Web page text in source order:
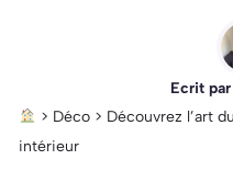
Ecrit par
> Déco> Découvrez l’art
intérieur